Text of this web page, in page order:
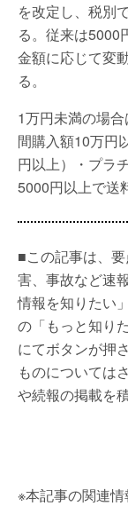
を改定し、税別
る。従来は5000
金額に応じて変
る。
1万円未満の場
間購入額10万円
円以上）・プラ
5000円以上で送
■この記事は、
害、事故など速
情報を知りたい
の「もっと知り
にてボタンが押
ものについては
や続報の掲載を
※本記事の関連